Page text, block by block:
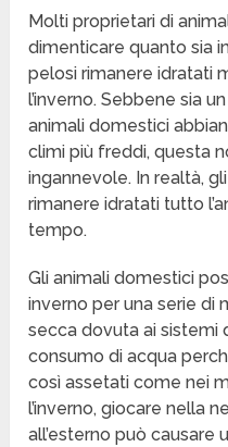
Molti proprietari di
dimenticare quanto sia
pelosi rimanere idratati
l’inverno. Sebbene sia
animali domestici
climi più freddi, questa
ingannevole. In realtà,
rimanere idratati tutto
tempo.
Gli animali domestici
inverno per una serie di
secca dovuta ai sistemi
consumo di acqua
così assetati come nei
l’inverno, giocare nella
all’esterno può causare